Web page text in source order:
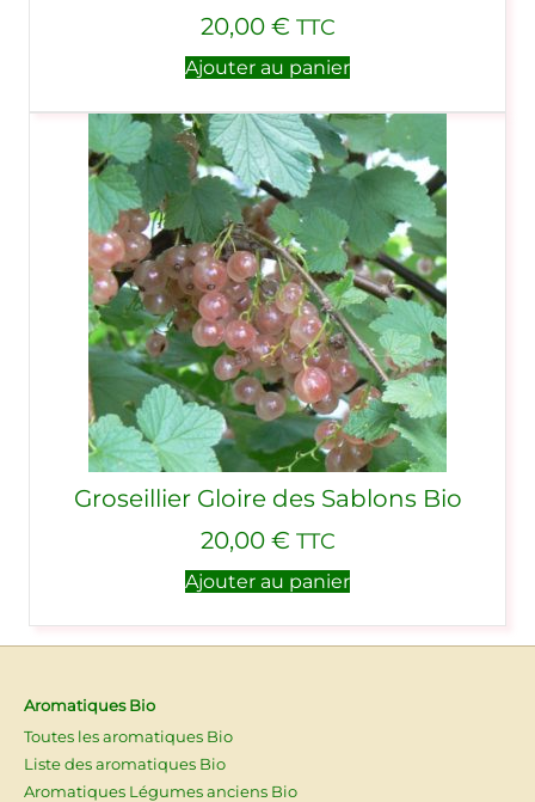
20,00 € TTC
Ajouter au panier
Groseillier Gloire des Sablons Bio
20,00 € TTC
Ajouter au panier
Aromatiques Bio
Toutes les aromatiques Bio
Liste des aromatiques Bio
Aromatiques Légumes anciens Bio